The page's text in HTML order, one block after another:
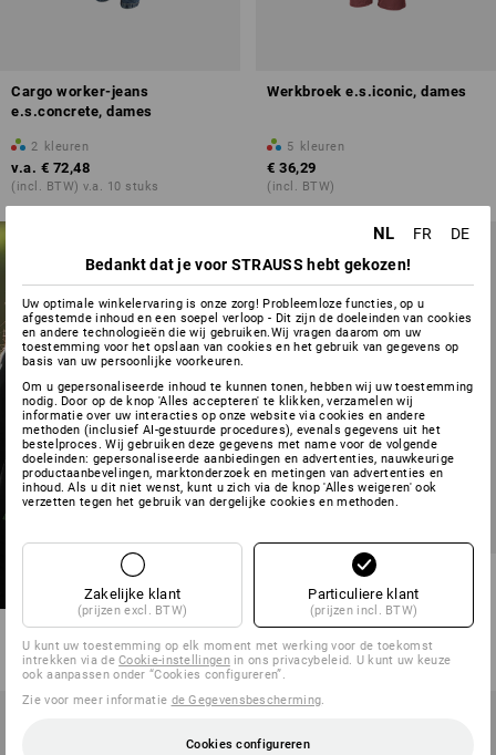
Cargo worker-jeans
e.s.concrete, dames
2 kleuren
v.a. € 72,48
(incl. BTW) v.a. 10 stuks
Werkbroek e.s.iconic, dames
5 kleuren
€ 36,29
(incl. BTW)
ontwerp – ideaal voor zware
werkkleding
nu zelf vormgeven
Cargobroek e.s.vintage, dames
kleuren
v.a. € 66,43
(incl. BTW) v.a. 10 stuks
NL FR
DE
Bedankt dat je voor STRAUSS hebt gekozen!
Uw optimale winkelervaring is onze zorg! Probleemloze functies, op u
afgestemde inhoud en een soepel verloop - Dit zijn de doeleinden van cookies
en andere technologieën die wij gebruiken.Wij vragen daarom om uw
toestemming voor het opslaan van cookies en het gebruik van gegevens op
basis van uw persoonlijke voorkeuren.
Om u gepersonaliseerde inhoud te kunnen tonen, hebben wij uw toestemming
nodig. Door op de knop 'Alles accepteren' te klikken, verzamelen wij
informatie over uw interacties op onze website via cookies en andere
methoden (inclusief AI-gestuurde procedures), evenals gegevens uit het
bestelproces. Wij gebruiken deze gegevens met name voor de volgende
doeleinden: gepersonaliseerde aanbiedingen en advertenties, nauwkeurige
productaanbevelingen, marktonderzoek en metingen van advertenties en
inhoud. Als u dit niet wenst, kunt u zich via de knop 'Alles weigeren' ook
verzetten tegen het gebruik van dergelijke cookies en methoden.
Zakelijke klant
(prijzen excl. BTW)
Particuliere klant
(prijzen incl. BTW)
U kunt uw toestemming op elk moment met werking voor de toekomst
intrekken via deCookie-instellingenin ons privacybeleid. U kunt uw keuze
ook aanpassen onder “Cookies configureren”.
Zie voor meer informatie de Gegevensbescherming.
Cookies configureren